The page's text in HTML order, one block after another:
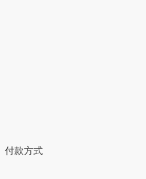
付款方式